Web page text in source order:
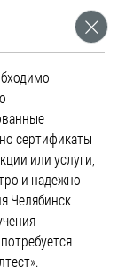
сертификаты
или услуги,
и надежно
Челябинск
условия»
новых
должны быть
что
путем
оконного